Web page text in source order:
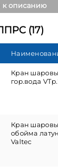
описанию
(17)
Кран
гор.вода
Кран
обойма
Valtec